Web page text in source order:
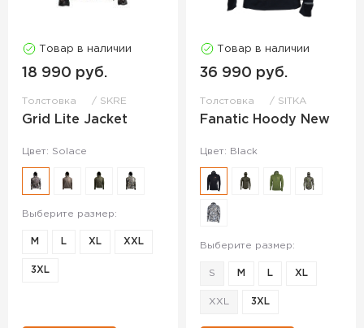
Товар в наличии
18 990 руб.
Толстовка SKRE
Grid Lite Jacket
Цвет: Solace
Выберите размер:
M L XL XXL
3XL
Товар в наличии
36 990 руб.
Толстовка SITKA
Fanatic Hoody New
Цвет: Black
Выберите размер:
S M L XL
XXL 3XL